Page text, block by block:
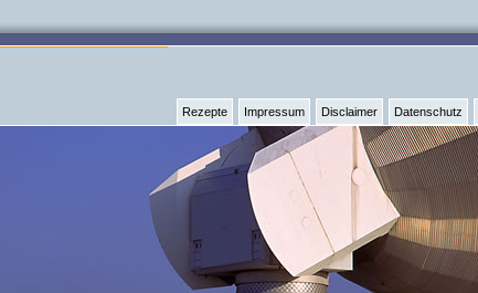
Rezepte Impressum Disclaimer Datenschutz